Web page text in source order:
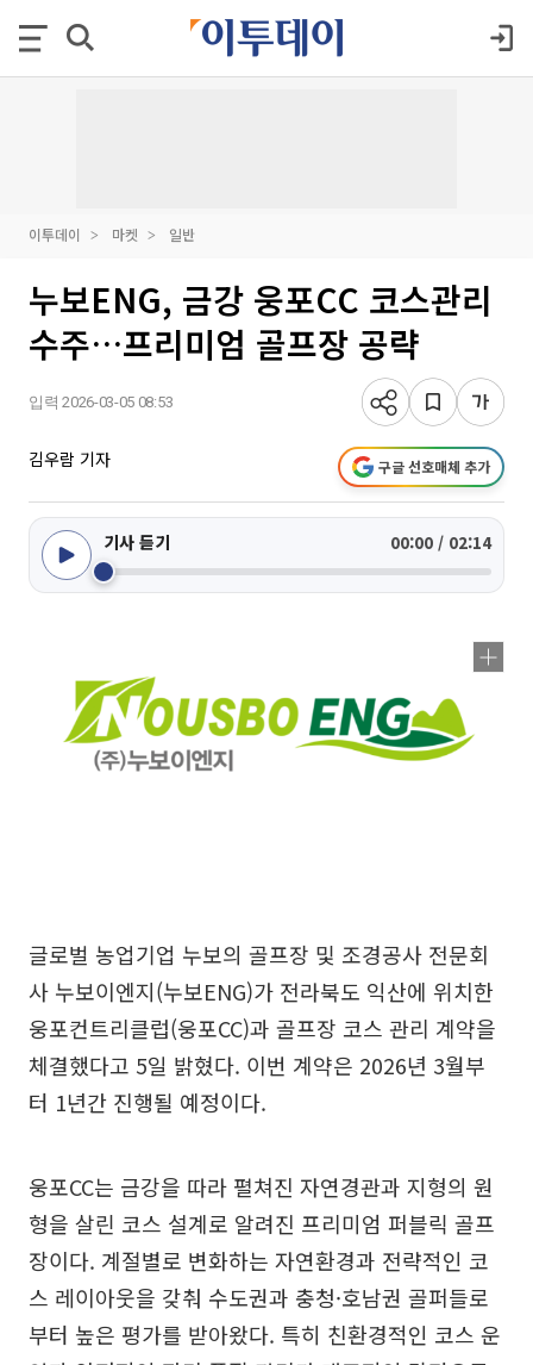
이투데이 마켓 일반
누보ENG, 금강 웅포CC 코스관리
수주…프리미엄 골프장 공략
입력 2026-03-05 08:53
김우람 기자 구글 선호매체 추가
기사 듣기 00:00 / 02:14
글로벌 농업기업 누보의 골프장 및 조경공사 전문회
사 누보이엔지(누보ENG)가 전라북도 익산에 위치한
웅포컨트리클럽(웅포CC)과 골프장 코스 관리 계약을
체결했다고 5일 밝혔다. 이번 계약은 2026년 3월부
터 1년간 진행될 예정이다.
웅포CC는 금강을 따라 펼쳐진 자연경관과 지형의 원
형을 살린 코스 설계로 알려진 프리미엄 퍼블릭 골프
장이다. 계절별로 변화하는 자연환경과 전략적인 코
스 레이아웃을 갖춰 수도권과 충청·호남권 골퍼들로
부터 높은 평가를 받아왔다. 특히 친환경적인 코스 운